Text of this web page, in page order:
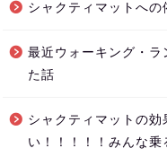
シャクティマットへの
最近ウォーキング・ラ
た話
シャクティマットの効
い！！！！！みんな乗